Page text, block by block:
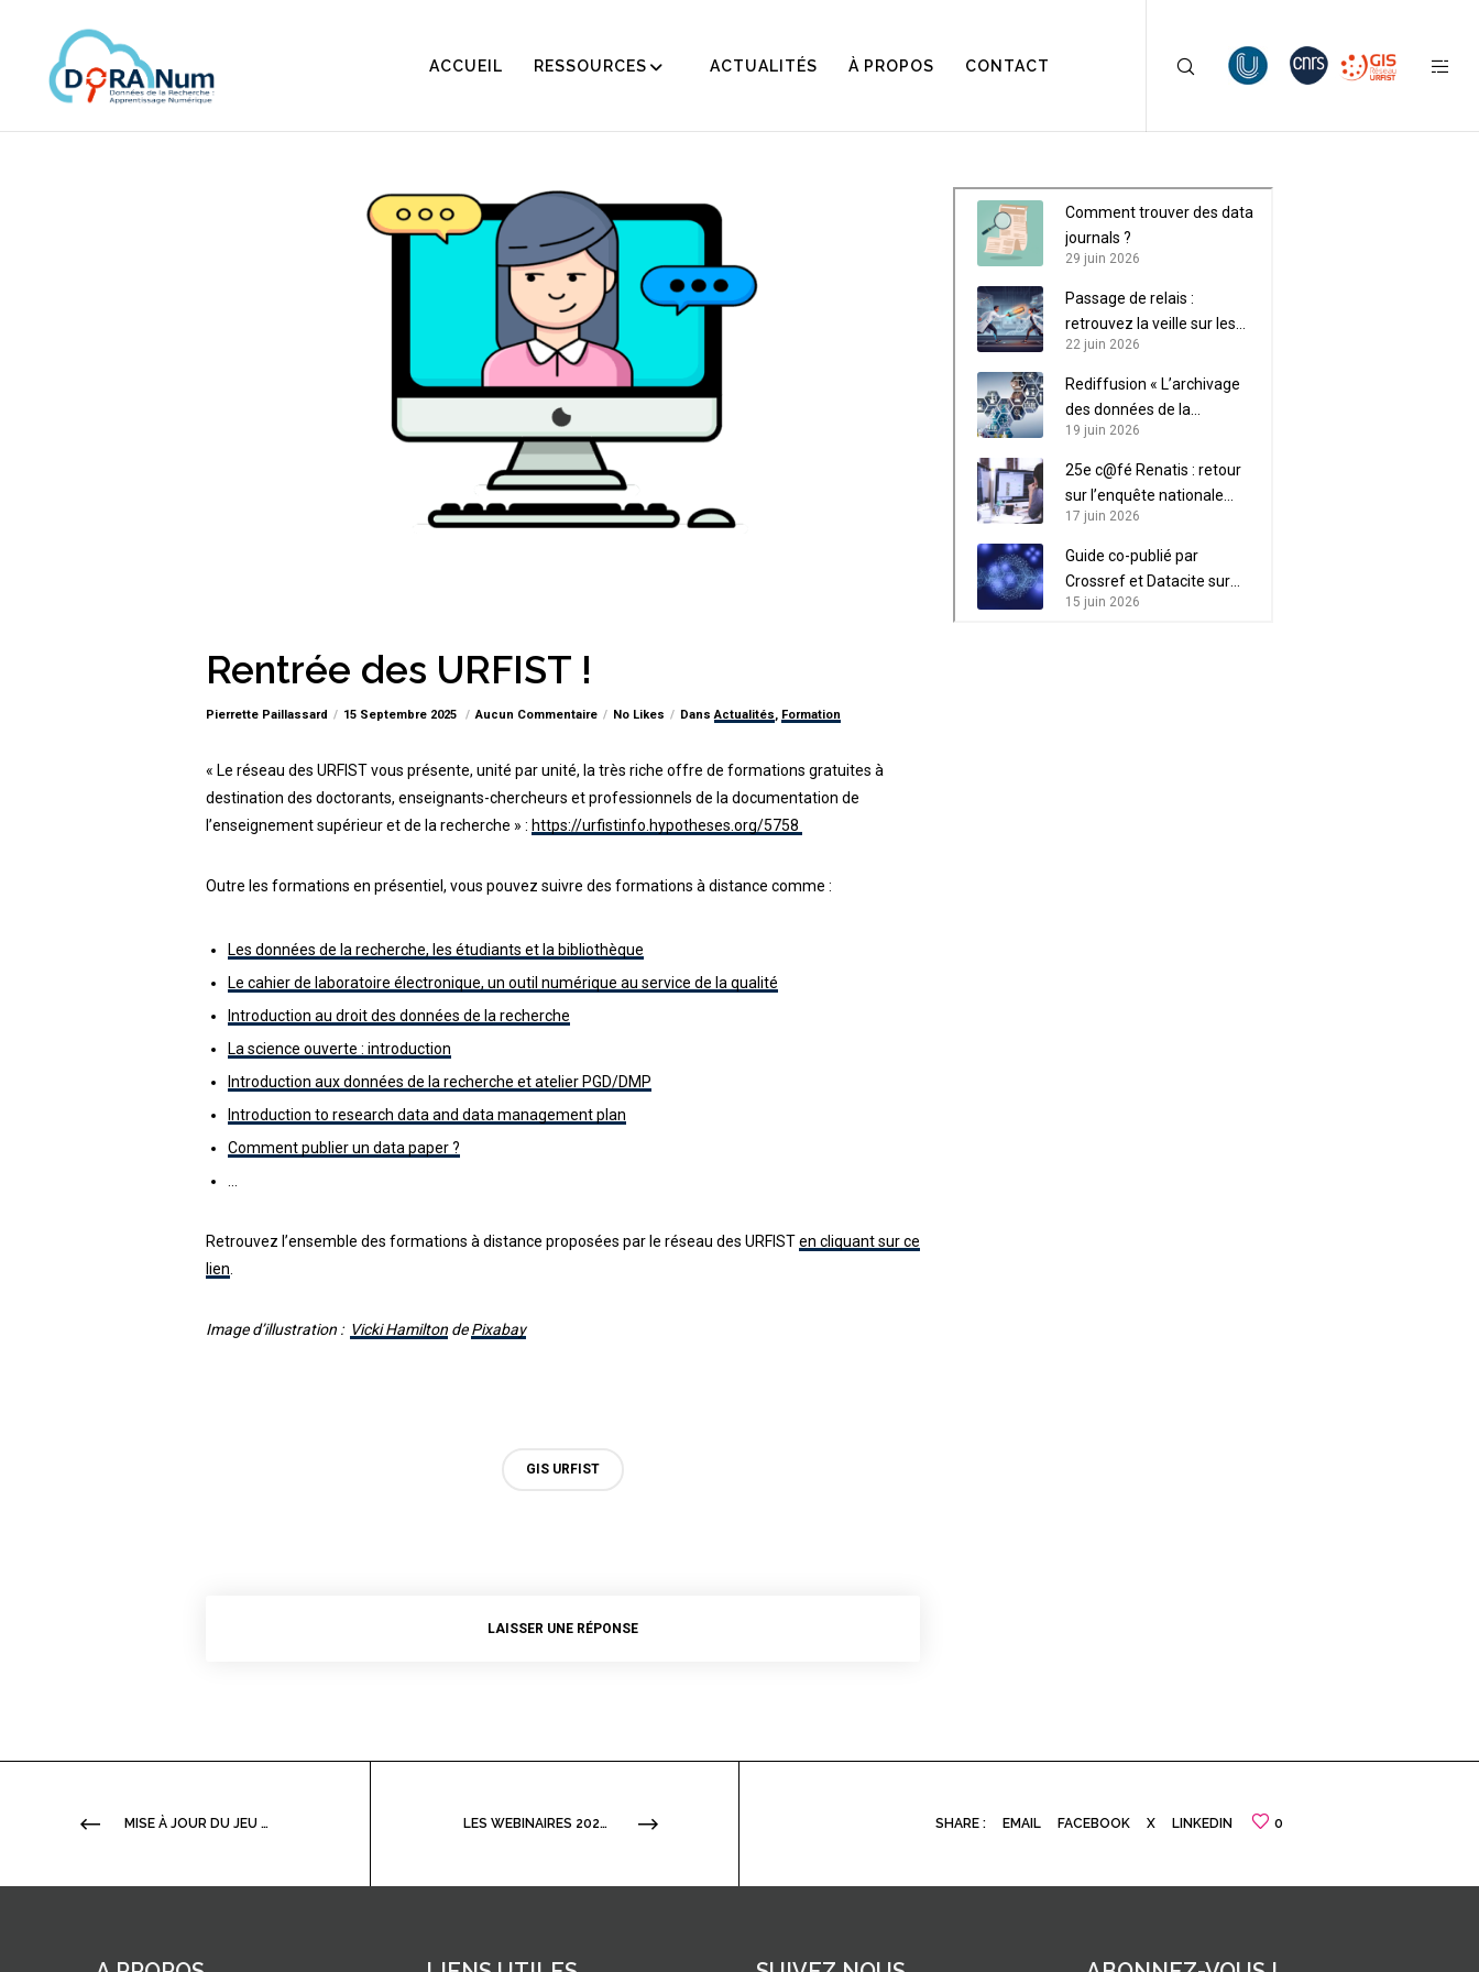
ACCUEIL RESSOURCES ACTUALITÉS À PROPOS CONTACT
Rentrée des URFIST !
Pierrette Paillassard 15 Septembre 2025 Aucun Commentaire No Likes DansActualités, Formation
« Le réseau des URFIST vous présente, unité par unité, la très riche offre de formations gratuites à
destination des doctorants, enseignants-chercheurs et professionnels de la documentation de
l’enseignement supérieur et de la recherche » : https://urfistinfo.hypotheses.org/5758
Outre les formations en présentiel, vous pouvez suivre des formations à distance comme :
Les données de la recherche, les étudiants et la bibliothèque
Le cahier de laboratoire électronique, un outil numérique au service de la qualité
Introduction au droit des données de la recherche
La science ouverte : introduction
Introduction aux données de la recherche et atelier PGD/DMP
Introduction to research data and data management plan
Comment publier un data paper ?
Retrouvez l’ensemble des formations à distance proposées par le réseau des URFISTen cliquant sur ce
lien
Image d’illustration : Vicki Hamilton dePixabay
GIS URFIST
LAISSER UNE RÉPONSE
Comment trouver des data
journals ?
29 juin 2026
Passage de relais :
retrouvez la veille sur les
données de recherche sur
LaLIST
22 juin 2026
Rediffusion « L’archivage
des données de la
recherche »
19 juin 2026
25e c@fé Renatis : retour
sur l’enquête nationale
“Acteurs de l’IST”
17 juin 2026
Guide co-publié par
Crossref et Datacite sur
l’intérêt des métadonnées
15 juin 2026
MISE À JOUR DU JEU SÉRIEUX DÉP’OSEZ LES WEBINAIRES 2025-2026 D’ECODOR SHARE : EMAIL FACEBOOK X LINKEDIN 0